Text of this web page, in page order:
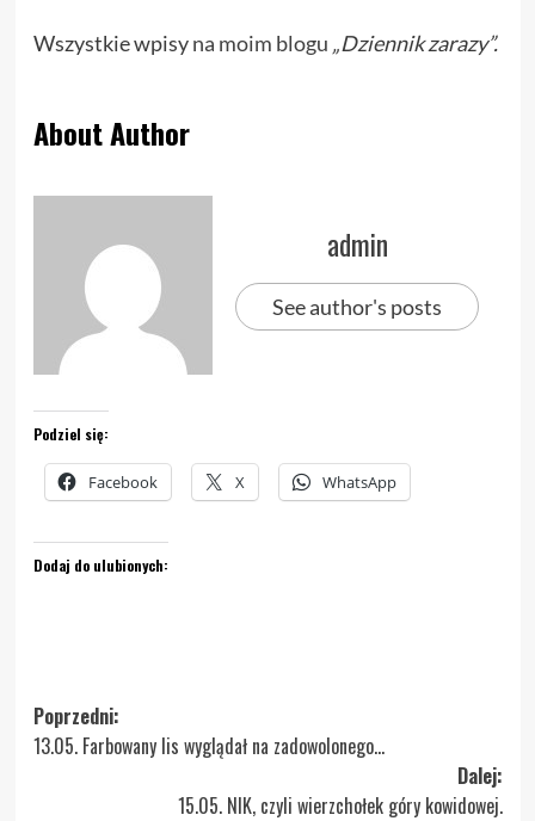
Wszystkie wpisyna moim blogu „Dziennik zarazy”.
About Author
admin
See author's posts
Podziel się:
Facebook X WhatsApp
Dodaj do ulubionych:
Zobacz
wpisy
Poprzedni:
13.05. Farbowany lis wyglądał na zadowolonego…
Dalej:
15.05. NIK, czyli wierzchołek góry kowidowej.